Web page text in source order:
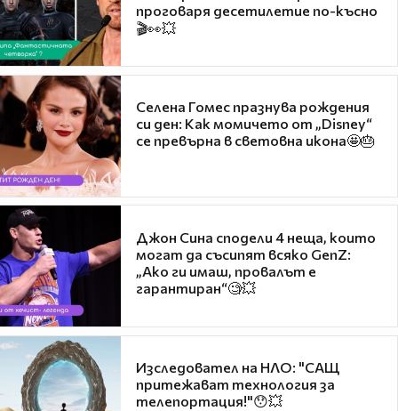
проговаря десетилетие по-късно
🎬👀💥
Селена Гомес празнува рождения
си ден: Как момичето от „Disney“
се превърна в световна икона🤩🎂
Джон Сина сподели 4 неща, които
могат да съсипят всяко GenZ:
„Ако ги имаш, провалът е
гарантиран“🧐💥
Изследовател на НЛО: "САЩ
притежават технология за
телепортация!"😯💥